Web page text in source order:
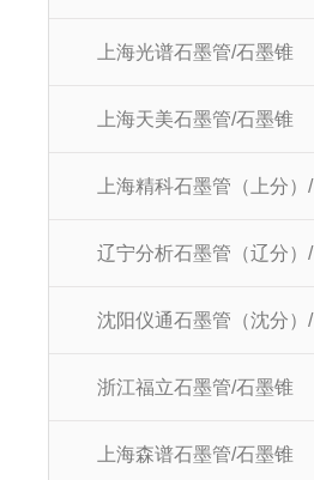
上海光谱石墨管/石墨锥
上海天美石墨管/石墨锥
浙江福立石墨管/石墨锥
上海森谱石墨管/石墨锥